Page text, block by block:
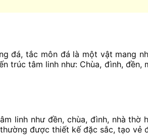
đá, tắc môn đá là một vật mang
trúc tâm linh như: Chùa, đình,
linh như đền, chùa, đình, nhà
được thiết kế đặc sắc, tạo vẻ